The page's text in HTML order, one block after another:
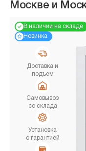
Москве и
В наличии на складе
Новинка
Доставка и
подъем
Самовывоз
со склада
Установка
с гарантией